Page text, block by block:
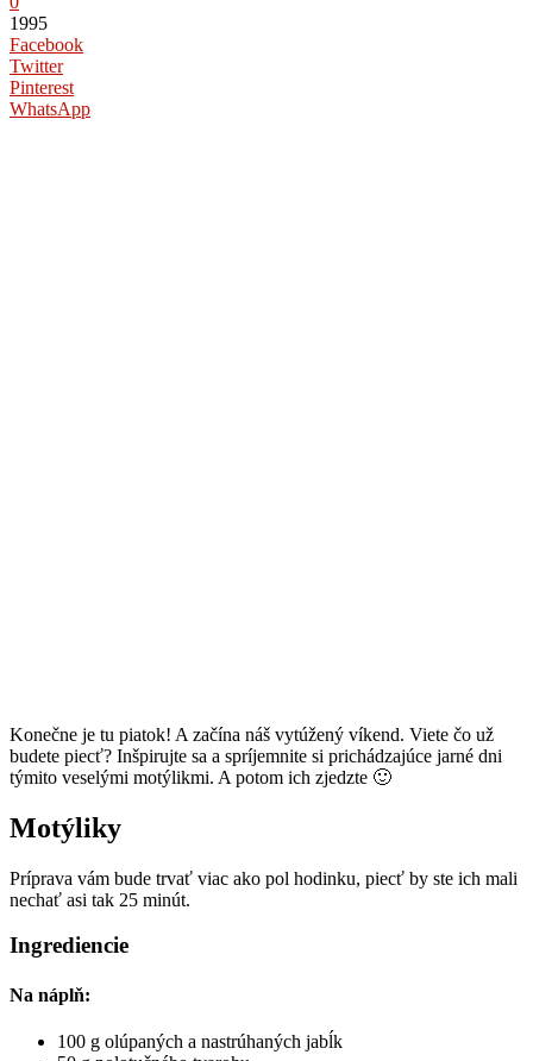
1995
Facebook
Twitter
Pinterest
WhatsApp
Konečne je tu piatok! A začína náš vytúžený víkend. Viete čo už
budete piecť? Inšpirujte sa a spríjemnite si prichádzajúce jarné dni
týmito veselými motýlikmi. A potom ich zjedzte 🙂
Motýliky
Príprava vám bude trvať viac ako pol hodinku, piecť by ste ich mali
nechať asi tak 25 minút.
Ingrediencie
Na náplň:
100 g olúpaných a nastrúhaných jabĺk